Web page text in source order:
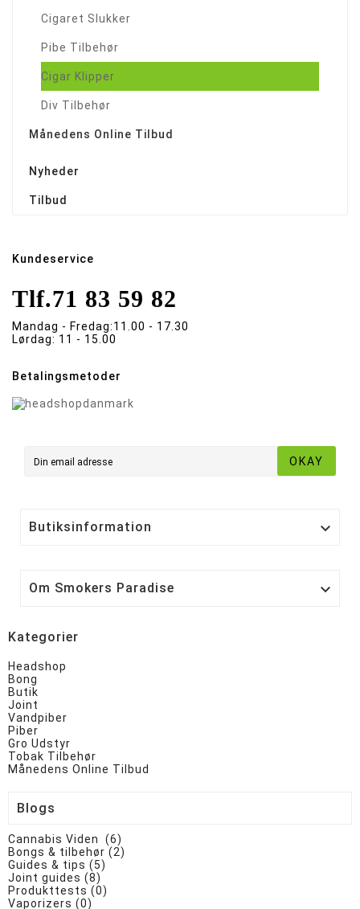
Cigaret Slukker
Pibe Tilbehør
Cigar Klipper
Div Tilbehør
Månedens Online Tilbud
Nyheder
Tilbud
Kundeservice
Tlf.71 83 59 82
Mandag - Fredag:11.00 - 17.30
Lørdag: 11 - 15.00
Betalingsmetoder
OKAY
Butiksinformation 
Om Smokers Paradise 
Kategorier
Headshop
Bong
Butik
Joint
Vandpiber
Piber
Gro Udstyr
Tobak Tilbehør
Månedens Online Tilbud
Blogs
Cannabis Viden (6)
Bongs & tilbehør (2)
Guides & tips (5)
Joint guides (8)
Produkttests (0)
Vaporizers (0)